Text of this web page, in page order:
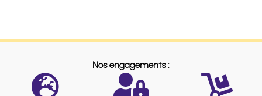
Nos engagements :